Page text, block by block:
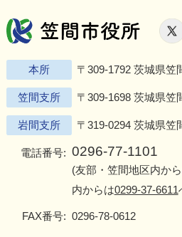
笠
本所 〒309-1792 茨城県笠
笠間支所 〒309-1698 茨城県笠
岩間支所 〒319-0294 茨城県笠
電話番号: 0296-77-1101
(友部・笠間地区内か
内からは0299-37-6611
FAX番号: 0296-78-0612